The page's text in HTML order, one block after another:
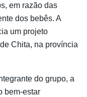
em razão das
dos bebês. A
um projeto
Chita, na província
do grupo, a
bem-estar